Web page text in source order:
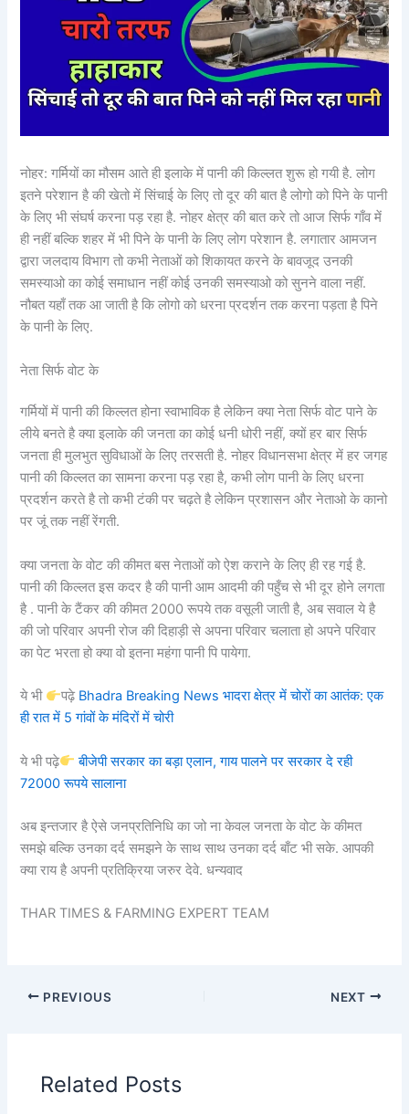
नोहर: गर्मियों का मौसम आते ही इलाके में पानी की किल्लत शुरू हो गयी है. लोग
इतने परेशान है की खेतो में सिंचाई के लिए तो दूर की बात है लोगो को पिने के पानी
के लिए भी संघर्ष करना पड़ रहा है. नोहर क्षेत्र की बात करे तो आज सिर्फ गाँव में
ही नहीं बल्कि शहर में भी पिने के पानी के लिए लोग परेशान है. लगातार आमजन
द्वारा जलदाय विभाग तो कभी नेताओं को शिकायत करने के बावजूद उनकी
समस्याओ का कोई समाधान नहीं कोई उनकी समस्याओ को सुनने वाला नहीं.
नौबत यहाँ तक आ जाती है कि लोगो को धरना प्रदर्शन तक करना पड़ता है पिने
के पानी के लिए.
नेता सिर्फ वोट के
गर्मियों में पानी की किल्लत होना स्वाभाविक है लेकिन क्या नेता सिर्फ वोट पाने के
लीये बनते है क्या इलाके की जनता का कोई धनी धोरी नहीं, क्यों हर बार सिर्फ
जनता ही मुलभुत सुविधाओं के लिए तरसती है. नोहर विधानसभा क्षेत्र में हर जगह
पानी की किल्लत का सामना करना पड़ रहा है, कभी लोग पानी के लिए धरना
प्रदर्शन करते है तो कभी टंकी पर चढ़ते है लेकिन प्रशासन और नेताओ के कानो
पर जूं तक नहीं रेंगती.
क्या जनता के वोट की कीमत बस नेताओं को ऐश कराने के लिए ही रह गई है.
पानी की किल्लत इस कदर है की पानी आम आदमी की पहुँच से भी दूर होने लगता
है . पानी के टैंकर की कीमत 2000 रूपये तक वसूली जाती है, अब सवाल ये है
की जो परिवार अपनी रोज की दिहाड़ी से अपना परिवार चलाता हो अपने परिवार
का पेट भरता हो क्या वो इतना महंगा पानी पि पायेगा.
ये भी पढ़े Bhadra Breaking News भादरा क्षेत्र में चोरों का आतंक: एक
ही रात में 5 गांवों के मंदिरों में चोरी
ये भी पढ़े
बीजेपी सरकार का बड़ा एलान, गाय पालने पर सरकार दे रही
72000 रूपये सालाना
अब इन्तजार है ऐसे जनप्रतिनिधि का जो ना केवल जनता के वोट के कीमत
समझे बल्कि उनका दर्द समझने के साथ साथ उनका दर्द बाँट भी सके. आपकी
क्या राय है अपनी प्रतिक्रिया जरुर देवे. धन्यवाद
THAR TIMES & FARMING EXPERT TEAM
PREVIOUS NEXT
Related Posts